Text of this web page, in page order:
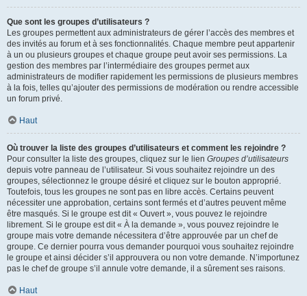
Que sont les groupes d’utilisateurs ?
Les groupes permettent aux administrateurs de gérer l’accès des membres et
des invités au forum et à ses fonctionnalités. Chaque membre peut appartenir
à un ou plusieurs groupes et chaque groupe peut avoir ses permissions. La
gestion des membres par l’intermédiaire des groupes permet aux
administrateurs de modifier rapidement les permissions de plusieurs membres
à la fois, telles qu’ajouter des permissions de modération ou rendre accessible
un forum privé.
Haut
Où trouver la liste des groupes d’utilisateurs et comment les rejoindre ?
Pour consulter la liste des groupes, cliquez sur le lien Groupes d’utilisateurs
depuis votre panneau de l’utilisateur. Si vous souhaitez rejoindre un des
groupes, sélectionnez le groupe désiré et cliquez sur le bouton approprié.
Toutefois, tous les groupes ne sont pas en libre accès. Certains peuvent
nécessiter une approbation, certains sont fermés et d’autres peuvent même
être masqués. Si le groupe est dit « Ouvert », vous pouvez le rejoindre
librement. Si le groupe est dit « À la demande », vous pouvez rejoindre le
groupe mais votre demande nécessitera d’être approuvée par un chef de
groupe. Ce dernier pourra vous demander pourquoi vous souhaitez rejoindre
le groupe et ainsi décider s’il approuvera ou non votre demande. N’importunez
pas le chef de groupe s’il annule votre demande, il a sûrement ses raisons.
Haut